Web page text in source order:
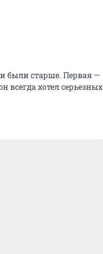
были старше. Первая —
всегда хотел серьезных